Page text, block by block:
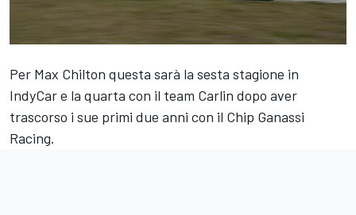
Per Max Chilton questa sarà la sesta stagione in
IndyCar e la quarta con il team Carlin dopo aver
trascorso i sue primi due anni con il Chip Ganassi
Racing.